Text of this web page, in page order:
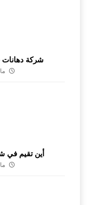
شركة دهانات في أم
أين تقيم في